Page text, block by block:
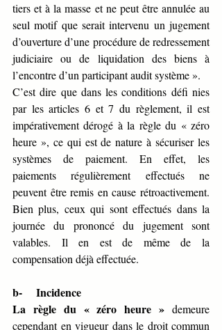
tiers et à la masse et ne peut être annulée au
seul motif que serait intervenu un jugement
d’ouverture d’une procédure de redressement
judiciaire ou de liquidation des biens à
l’encontre d’un participant audit système ».
C’est dire que dans les conditions défi nies
par les articles 6 et 7 du règlement, il est
impérativement dérogé à la règle du « zéro
heure », ce qui est de nature à sécuriser les
systèmes de paiement. En effet, les
paiements régulièrement effectués ne
peuvent être remis en cause rétroactivement.
Bien plus, ceux qui sont effectués dans la
journée du prononcé du jugement sont
valables. Il en est de même de la
compensation déjà effectuée.
b-     Incidence
La règle du « zéro heure » demeure
cependant en vigueur dans le droit commun